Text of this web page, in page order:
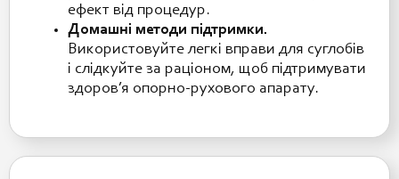
ефект від процедур.
Домашні методи підтримки.
Використовуйте легкі вправи для суглобів
і слідкуйте за раціоном, щоб підтримувати
здоров’я опорно-рухового апарату.